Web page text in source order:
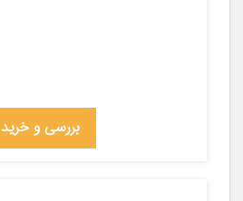
بررسی و خرید